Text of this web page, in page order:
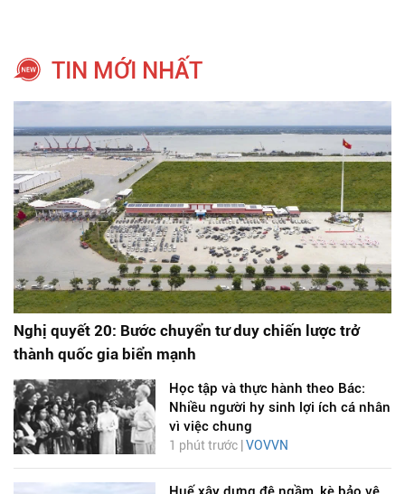
TIN MỚI NHẤT
Nghị quyết 20: Bước chuyển tư duy chiến lược trở
thành quốc gia biển mạnh
Học tập và thực hành theo Bác:
Nhiều người hy sinh lợi ích cá nhân
vì việc chung
1 phút trước | VOVVN